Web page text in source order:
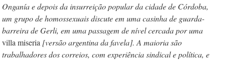
Onganía e depois da insurreição popular da cidade de Córdoba,
um grupo de homossexuais discute em uma casinha de guarda-
barreira de Gerli, em uma passagem de nível cercada por uma
villa miseria [versão argentina da favela]. A maioria são
trabalhadores dos correios, com experiência sindical e política, e